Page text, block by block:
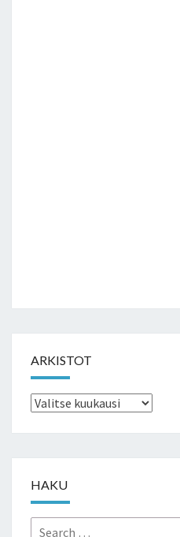
ARKISTOT
Arkistot
HAKU
Search